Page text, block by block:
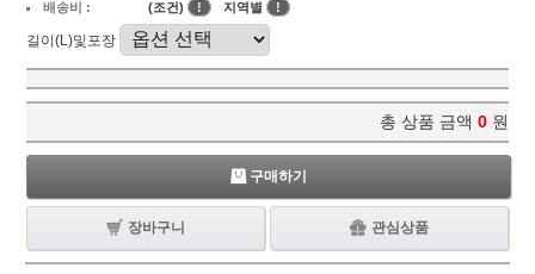
배송비 :
(조건) ! 지역별 !
길이(L)및포장
총 상품 금액 0 원
구매하기
장바구니 관심상품